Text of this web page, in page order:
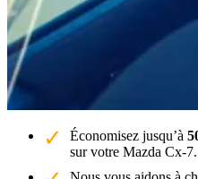
Économisez jusqu’à
sur votre Mazda Cx-7.